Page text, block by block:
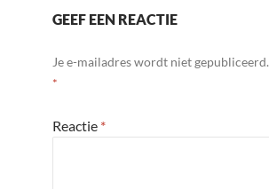
GEEF EEN REACTIE
Je e-mailadres wordt niet gepubliceerd.
*
Reactie *